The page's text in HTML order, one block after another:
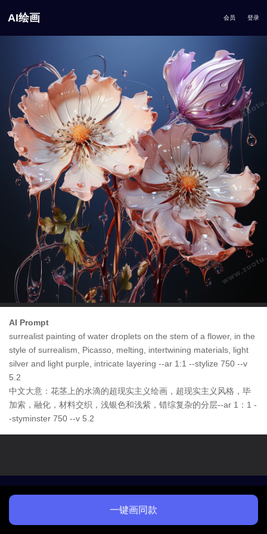
AI绘画 会员 登录
AI Prompt
surrealist painting of water droplets on the stem of a flower, in the
style of surrealism, Picasso, melting, intertwining materials, light
silver and light purple, intricate layering --ar 1:1 --stylize 750 --v
5.2
中文大意：花茎上的水滴的超现实主义绘画，超现实主义风格，毕
加索，融化，材料交织，浅银色和浅紫，错综复杂的分层--ar 1：1 -
-styminster 750 --v 5.2
一键画同款